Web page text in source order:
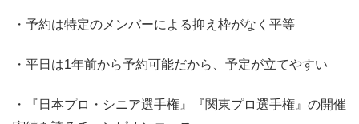
・予約は特定のメンバーによる抑え枠がなく平等
・平日は1年前から予約可能だから、予定が立てやすい
・『日本プロ・シニア選手権』『関東プロ選手権』の開催